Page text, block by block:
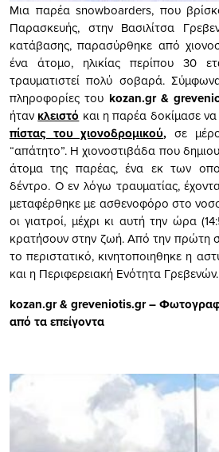
Mια παρέα snowboarders, που
Παρασκευής, στην Βασιλίτσα
κατάβασης, παρασύρθηκε από
ένα άτομο, ηλικίας περίπου 30
τραυματιστεί πολύ σοβαρά.
πληροφορίες του kozan.gr &
ήταν κλειστό και η παρέα δοκίμασε
πίστας του χιονοδρoμικoύ, σε
“απάτητο”. Η χιονοστιβάδα που
άτομα της παρέας, ένα εκ των
δέντρο. Ο εν λόγω τραυματίας,
μεταφέρθηκε με ασθενοφόρο στο
οι γιατροί, μέχρι κι αυτή την ώρα
κρατήσουν στην ζωή. Από την πρώτη
το περιστατικό, κινητοποιηθηκε η
και η Περιφερειακή Ενότητα Γρεβενών.
kozan.gr & greveniotis.gr –
από τα επείγοντα